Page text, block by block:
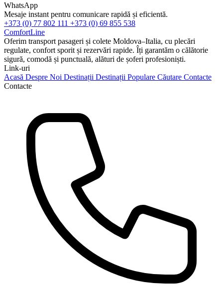
WhatsApp
Mesaje instant pentru comunicare rapidă și eficientă.
+373 (0) 77 802 111 +373 (0) 69 855 538
ComfortLine
Oferim transport pasageri și colete Moldova–Italia, cu plecări
regulate, confort sporit și rezervări rapide. Îți garantăm o călătorie
sigură, comodă și punctuală, alături de șoferi profesioniști.
Link-uri
Acasă Despre Noi Destinații Destinații Populare Căutare Contacte
Contacte